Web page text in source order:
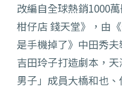
改編自全球熱銷1000
柑仔店 錢天堂》，由
是手機掉了》中田秀
吉田玲子打造劇本，
男子」成員大橋和也